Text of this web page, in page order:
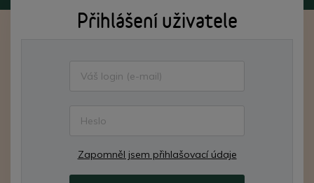
Přihlášení uživatele
Zapomněl jsem přihlašovací údaje